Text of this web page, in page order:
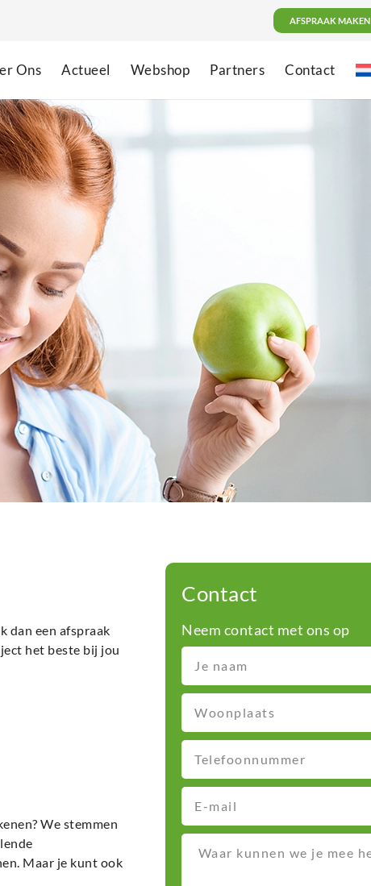
AFSPRAAK MAKEN
Ons Actueel Webshop Partners Contact
dan een afspraak
het beste bij jou
We stemmen
Maar je kunt ook
Contact
Neem contact met ons op